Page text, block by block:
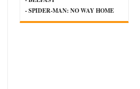
- SPIDER-MAN: NO WAY HOME